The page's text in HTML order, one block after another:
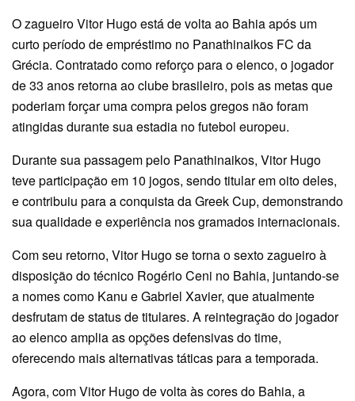
O zagueiro Vitor Hugo está de volta ao Bahia após um
curto período de empréstimo no Panathinaikos FC da
Grécia. Contratado como reforço para o elenco, o jogador
de 33 anos retorna ao clube brasileiro, pois as metas que
poderiam forçar uma compra pelos gregos não foram
atingidas durante sua estadia no futebol europeu.
Durante sua passagem pelo Panathinaikos, Vitor Hugo
teve participação em 10 jogos, sendo titular em oito deles,
e contribuiu para a conquista da Greek Cup, demonstrando
sua qualidade e experiência nos gramados internacionais.
Com seu retorno, Vitor Hugo se torna o sexto zagueiro à
disposição do técnico Rogério Ceni no Bahia, juntando-se
a nomes como Kanu e Gabriel Xavier, que atualmente
desfrutam de status de titulares. A reintegração do jogador
ao elenco amplia as opções defensivas do time,
oferecendo mais alternativas táticas para a temporada.
Agora, com Vitor Hugo de volta às cores do Bahia, a